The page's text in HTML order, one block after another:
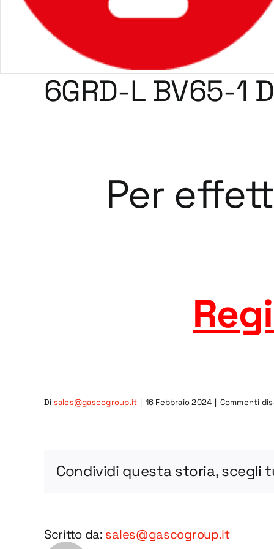
6GRD-L BV65-1
Per
Di sales@gascogroup.it | 16 Febbraio 2024 | Commenti
Condividi questa storia, scegli
Scritto da: sales@gascogroup.it